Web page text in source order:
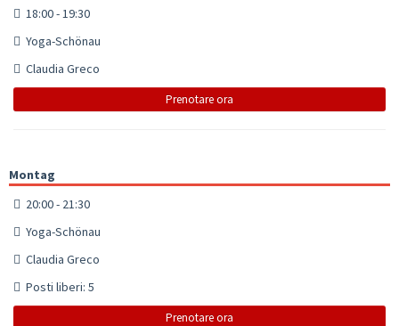
18:00 - 19:30
Yoga-Schönau
Claudia Greco
Prenotare ora
Montag
20:00 - 21:30
Yoga-Schönau
Claudia Greco
Posti liberi: 5
Prenotare ora